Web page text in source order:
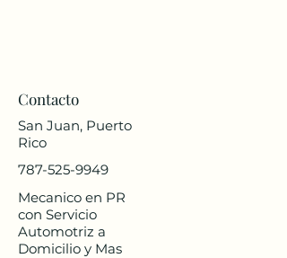
Contacto
San Juan, Puerto
Rico
787-525-9949
Mecanico en PR
con Servicio
Automotriz a
Domicilio y Mas